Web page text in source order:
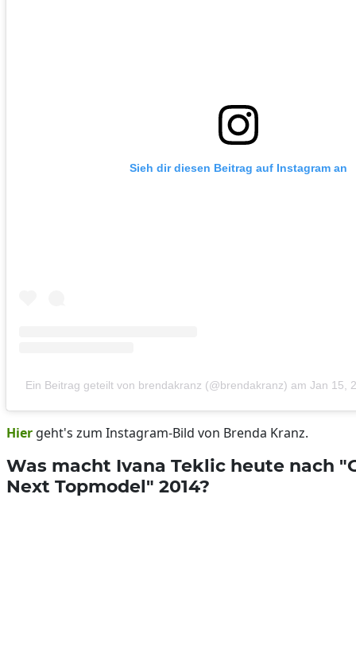
Sieh dir diesen Beitrag auf Instagram an
Ein Beitrag geteilt von brendakranz (@brendakranz) am Jan 15,
Hier geht's zum Instagram-Bild von Brenda Kranz.
Was macht Ivana Teklic heute nach
Next Topmodel" 2014?